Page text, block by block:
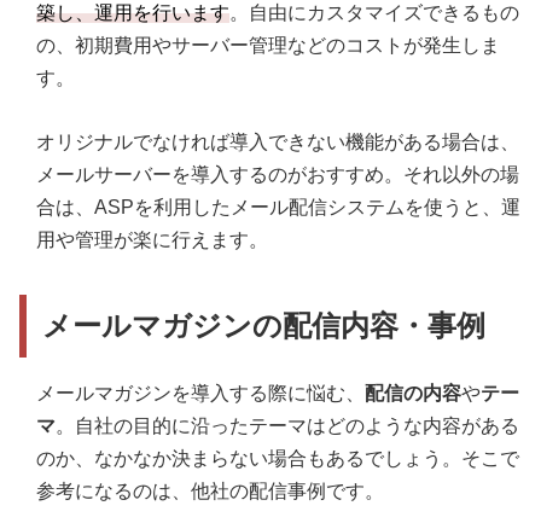
築し、運用を行います。自由にカスタマイズできるもの
の、初期費用やサーバー管理などのコストが発生しま
す。
オリジナルでなければ導入できない機能がある場合は、
メールサーバーを導入するのがおすすめ。それ以外の場
合は、ASPを利用したメール配信システムを使うと、運
用や管理が楽に行えます。
メールマガジンの配信内容・事例
メールマガジンを導入する際に悩む、 配信の内容やテー
マ。自社の目的に沿ったテーマはどのような内容がある
のか、なかなか決まらない場合もあるでしょう。そこで
参考になるのは、他社の配信事例です。